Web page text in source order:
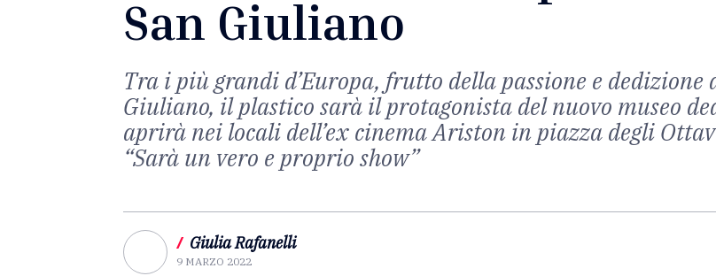
San Giuliano
Tra i più grandi d’Europa, frutto della passione e dedizione
Giuliano, il plastico sarà il protagonista del nuovo museo
aprirà nei locali dell’ex cinema Ariston in piazza degli
“Sarà un vero e proprio show”
/ Giulia Rafanelli
9 MARZO 2022